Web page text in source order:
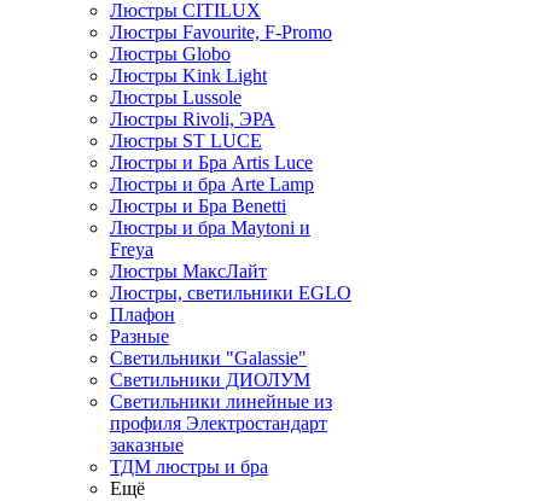
Люстры CITILUX
Люстры Favourite, F-Promo
Люстры Globo
Люстры Kink Light
Люстры Lussole
Люстры Rivoli, ЭРА
Люстры ST LUCE
Люстры и Бра Artis Luce
Люстры и бра Arte Lamp
Люстры и Бра Benetti
Люстры и бра Maytoni и
Freya
Люстры МаксЛайт
Люстры, светильники EGLO
Плафон
Разные
Светильники "Galassie"
Светильники ДИОЛУМ
Светильники линейные из
профиля Электростандарт
заказные
ТДМ люстры и бра
Ещё